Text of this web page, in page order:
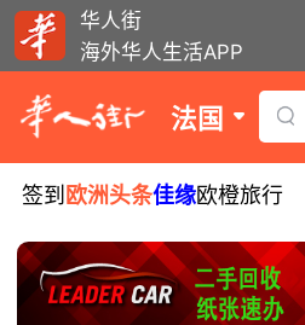
华人街
海外华人生活APP
法国
签到 欧洲头条佳缘欧橙旅行